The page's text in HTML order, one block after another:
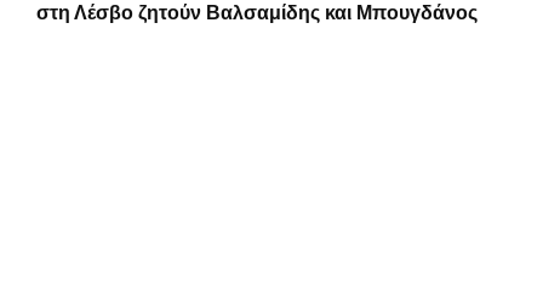
στη Λέσβο ζητούν Βαλσαμίδης και Μπουγδάνος